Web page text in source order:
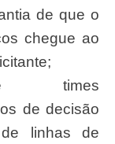
de que o
chegue ao
times
de decisão
linhas de